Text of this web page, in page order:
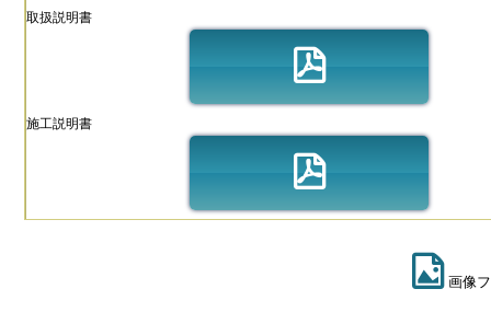
取扱説明書
施工説明書
画像